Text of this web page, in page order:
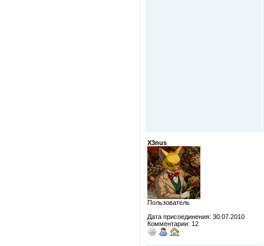
X3nus
Пользователь
Дата присоединения: 30.07.2010
Комментарии: 12